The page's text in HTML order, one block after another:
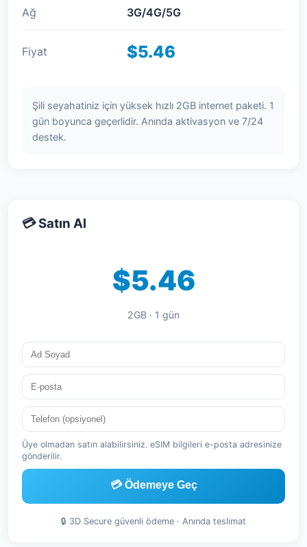
Ağ 3G/4G/5G
Fiyat $5.46
Şili seyahatiniz için yüksek hızlı 2GB internet paketi. 1
gün boyunca geçerlidir. Anında aktivasyon ve 7/24
destek.
💳 Satın Al
$5.46
2GB · 1 gün
Üye olmadan satın alabilirsiniz. eSIM bilgileri e-posta adresinize
gönderilir.
💳 Ödemeye Geç
🔒 3D Secure güvenli ödeme · Anında teslimat